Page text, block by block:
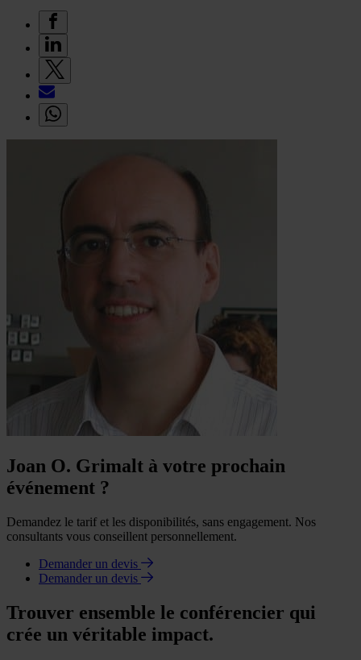
Joan O. Grimalt à votre prochain
événement ?
Demandez le tarif et les disponibilités, sans engagement. Nos
consultants vous conseillent personnellement.
Demander un devis
Demander un devis
Trouver ensemble le conférencier qui
crée un véritable impact.